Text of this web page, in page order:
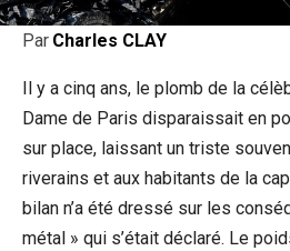
Par Charles CLAY
Il y a cinq ans, le plomb de la
Dame de Paris disparaissait en
sur place, laissant un triste
riverains et aux habitants de la
bilan n’a été dressé sur les
métal » qui s’était déclaré. Le